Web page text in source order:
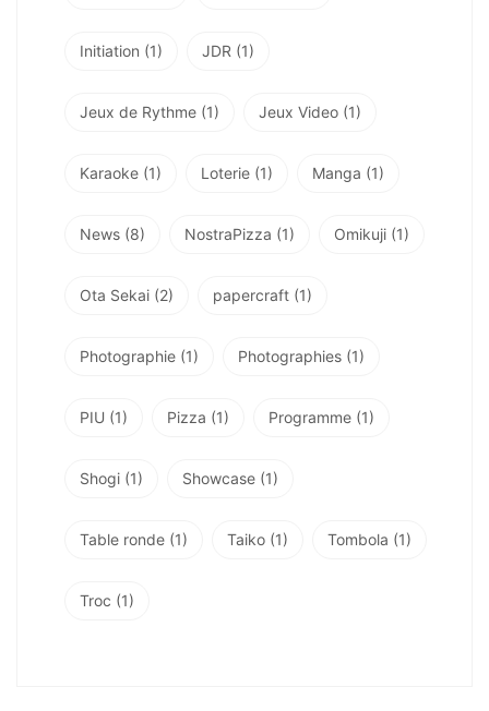
Initiation (1) JDR (1)
Jeux de Rythme (1) Jeux Video (1)
Karaoke (1) Loterie (1) Manga (1)
News (8) NostraPizza (1) Omikuji (1)
Ota Sekai (2) papercraft (1)
Photographie (1) Photographies (1)
PIU (1) Pizza (1) Programme (1)
Shogi (1) Showcase (1)
Table ronde (1) Taiko (1) Tombola (1)
Troc (1)